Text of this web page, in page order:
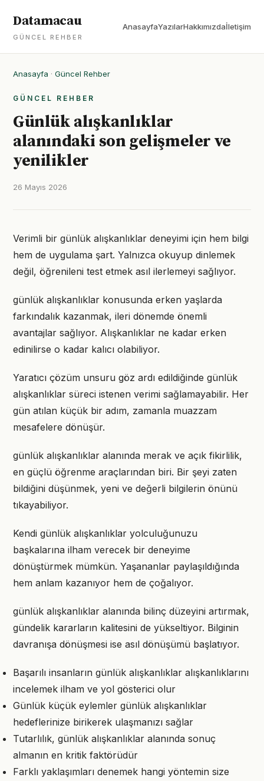
Datamacau
GÜNCEL REHBER
AnasayfaYazılarHakkımızdaİletişim
Anasayfa · Güncel Rehber
GÜNCEL REHBER
Günlük alışkanlıklar
alanındaki son gelişmeler ve
yenilikler
26 Mayıs 2026
Verimli bir günlük alışkanlıklar deneyimi için hem bilgi
hem de uygulama şart. Yalnızca okuyup dinlemek
değil, öğrenileni test etmek asıl ilerlemeyi sağlıyor.
günlük alışkanlıklar konusunda erken yaşlarda
farkındalık kazanmak, ileri dönemde önemli
avantajlar sağlıyor. Alışkanlıklar ne kadar erken
edinilirse o kadar kalıcı olabiliyor.
Yaratıcı çözüm unsuru göz ardı edildiğinde günlük
alışkanlıklar süreci istenen verimi sağlamayabilir. Her
gün atılan küçük bir adım, zamanla muazzam
mesafelere dönüşür.
günlük alışkanlıklar alanında merak ve açık fikirlilik,
en güçlü öğrenme araçlarından biri. Bir şeyi zaten
bildiğini düşünmek, yeni ve değerli bilgilerin önünü
tıkayabiliyor.
Kendi günlük alışkanlıklar yolculuğunuzu
başkalarına ilham verecek bir deneyime
dönüştürmek mümkün. Yaşananlar paylaşıldığında
hem anlam kazanıyor hem de çoğalıyor.
günlük alışkanlıklar alanında bilinç düzeyini artırmak,
gündelik kararların kalitesini de yükseltiyor. Bilginin
davranışa dönüşmesi ise asıl dönüşümü başlatıyor.
Başarılı insanların günlük alışkanlıklar alışkanlıklarını
incelemek ilham ve yol gösterici olur
Günlük küçük eylemler günlük alışkanlıklar
hedeflerinize birikerek ulaşmanızı sağlar
Tutarlılık, günlük alışkanlıklar alanında sonuç
almanın en kritik faktörüdür
Farklı yaklaşımları denemek hangi yöntemin size